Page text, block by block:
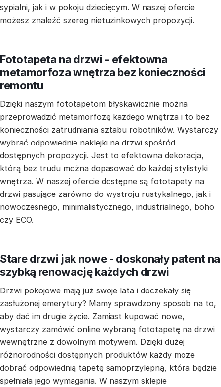
sypialni, jak i w pokoju dziecięcym. W naszej ofercie
możesz znaleźć szereg nietuzinkowych propozycji.
Fototapeta na drzwi - efektowna
metamorfoza wnętrza bez konieczności
remontu
Dzięki naszym fototapetom błyskawicznie można
przeprowadzić metamorfozę każdego wnętrza i to bez
konieczności zatrudniania sztabu robotników. Wystarczy
wybrać odpowiednie naklejki na drzwi spośród
dostępnych propozycji. Jest to efektowna dekoracja,
którą bez trudu można dopasować do każdej stylistyki
wnętrza. W naszej ofercie dostępne są fototapety na
drzwi pasujące zarówno do wystroju rustykalnego, jak i
nowoczesnego, minimalistycznego, industrialnego, boho
czy ECO.
Stare drzwi jak nowe - doskonały patent na
szybką renowację każdych drzwi
Drzwi pokojowe mają już swoje lata i doczekały się
zasłużonej emerytury? Mamy sprawdzony sposób na to,
aby dać im drugie życie. Zamiast kupować nowe,
wystarczy zamówić online wybraną fototapetę na drzwi
wewnętrzne z dowolnym motywem. Dzięki dużej
różnorodności dostępnych produktów każdy może
dobrać odpowiednią tapetę samoprzylepną, która będzie
spełniała jego wymagania. W naszym sklepie